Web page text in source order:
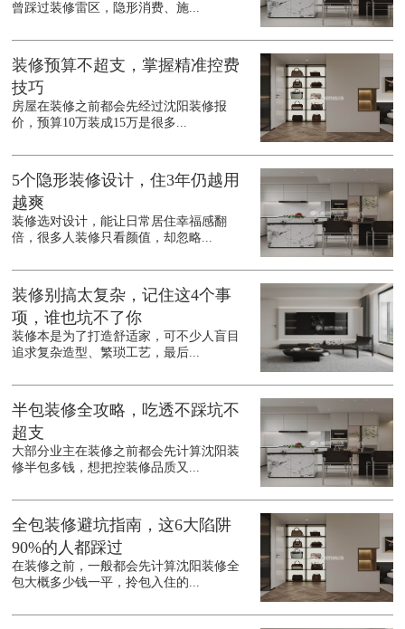
曾踩过装修雷区，隐形消费、施...
装修预算不超支，掌握精准控费
技巧
房屋在装修之前都会先经过沈阳装修报
价，预算10万装成15万是很多...
5个隐形装修设计，住3年仍越用
越爽
装修选对设计，能让日常居住幸福感翻
倍，很多人装修只看颜值，却忽略...
装修别搞太复杂，记住这4个事
项，谁也坑不了你
装修本是为了打造舒适家，可不少人盲目
追求复杂造型、繁琐工艺，最后...
半包装修全攻略，吃透不踩坑不
超支
大部分业主在装修之前都会先计算沈阳装
修半包多钱，想把控装修品质又...
全包装修避坑指南，这6大陷阱
90%的人都踩过
在装修之前，一般都会先计算沈阳装修全
包大概多少钱一平，拎包入住的...